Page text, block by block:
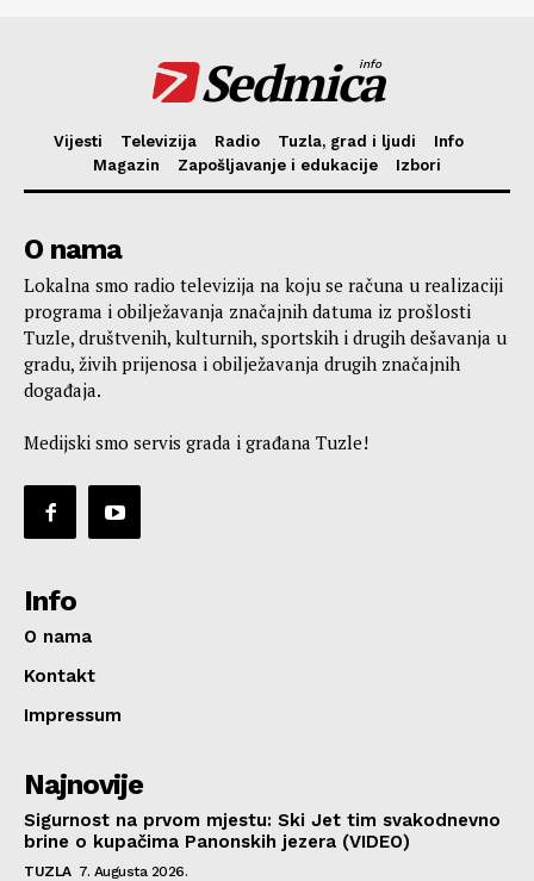
Sedmica
info
Vijesti Televizija Radio Tuzla, grad i ljudi
Info
Magazin
Zapošljavanje i edukacije Izbori
O nama
Lokalna smo radio televizija na koju se računa u realizaciji
programa i obilježavanja značajnih datuma iz prošlosti
Tuzle, društvenih, kulturnih, sportskih i drugih dešavanja u
gradu, živih prijenosa i obilježavanja drugih značajnih
događaja.
Medijski smo servis grada i građana Tuzle!
Info
O nama
Kontakt
Impressum
Najnovije
Sigurnost na prvom mjestu: Ski Jet tim svakodnevno
brine o kupačima Panonskih jezera (VIDEO)
TUZLA 7. Augusta 2026.